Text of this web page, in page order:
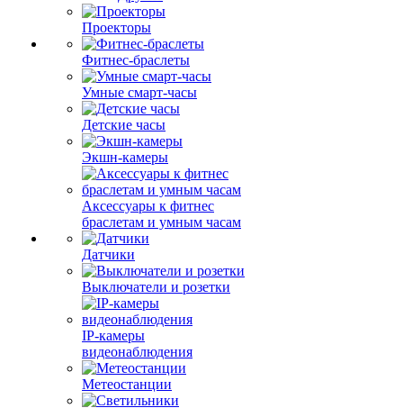
Проекторы
Фитнес-браслеты
Умные смарт-часы
Детские часы
Экшн-камеры
Аксессуары к фитнес
браслетам и умным часам
Датчики
Выключатели и розетки
IP-камеры
видеонаблюдения
Метеостанции